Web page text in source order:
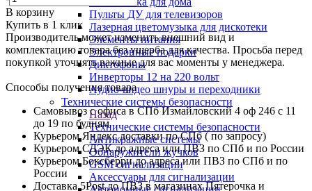
Пульты ДУ для телевизоров
Лазерная цветомузыка для дискотеки
Элементы питания
Электронные подарки
Диктофоны
Инверторы 12 на 220 вольт
Аудио-видео шнуры и переходники
Технические системы безопасности
Назад
Технические системы безопасности
Антикражные системы
Обнаружители жучков
GSM сигнализации
Аксессуары для сигнализации
В корзину
Купить в 1 клик
Производитель может изменить внешний вид и
комплектацию товара без ущерба для качества. Просьба перед
покупкой уточнять важные для вас моменты у менеджера.
Способы получения товара
Самовывоз с офиса в СПб Измайловский 4 оф 246 с 11
до 19 по будням
Курьером Яндекс доставки по СПб ( по запросу)
Курьером СДЭК до адреса или ПВЗ по СПб и по России
Курьером Боксберри до адреса или ПВЗ по СПб и по
России
Доставка 5Post до ПВЗ в магазинах Пятерочка и